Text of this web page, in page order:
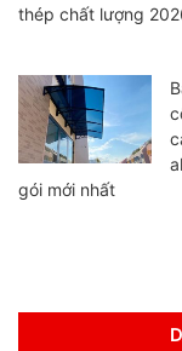
thép chất lượng
gói mới nhất